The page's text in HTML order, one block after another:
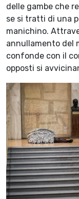
delle gambe che
se si tratti di una
manichino.
annullamento del
confonde con il
opposti si